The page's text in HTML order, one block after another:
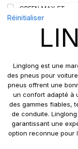
112
112/110
115
115/113
GREEN MAX ET
GREEN MAX HP 010
GREEN MAX HP010
GREEN MAX VAN
GRIP MASTER
KCA651
LB01
LB01N**
LL25
Réinitialiser
Linglong est une
des pneus pour
pneus offrent une
un confort adapté à
des gammes fiables,
de conduite.
garantissant une
option reconnue pour